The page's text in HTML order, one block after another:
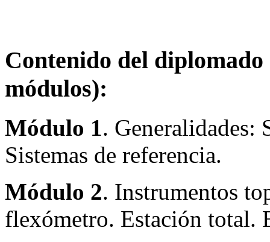
Contenido del
módulos):
Módulo 1. Generalidades:
Sistemas de referencia.
Módulo 2. Instrumentos
flexómetro. Estación total.